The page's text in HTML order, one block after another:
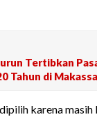
Tertibkan
Tahun di
karena masih